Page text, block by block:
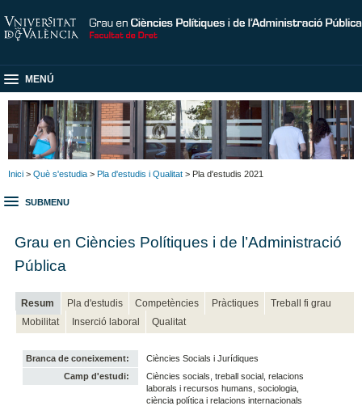
MENÚ
Inici > Què s'estudia > Pla d'estudis i Qualitat > Pla d'estudis 2021
SUBMENU
Grau en Ciències Polítiques i de l’Administració
Pública
Resum Pla d'estudis Competències Pràctiques
Treball fi grau
Mobilitat
Inserció laboral Qualitat
Branca de coneixement:
Ciències Socials i Jurídiques
Camp d'estudi:
Ciències socials, treball social, relacions
laborals i recursos humans, sociologia,
ciència política i relacions internacionals